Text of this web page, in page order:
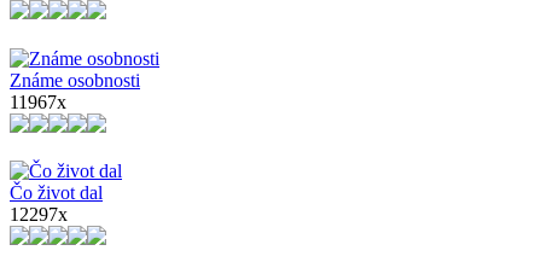
Známe osobnosti
11967x
Čo život dal
12297x